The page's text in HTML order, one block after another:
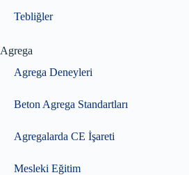
Tebliğler
Agrega
Agrega Deneyleri
Beton Agrega Standartları
Agregalarda CE İşareti
Mesleki Eğitim